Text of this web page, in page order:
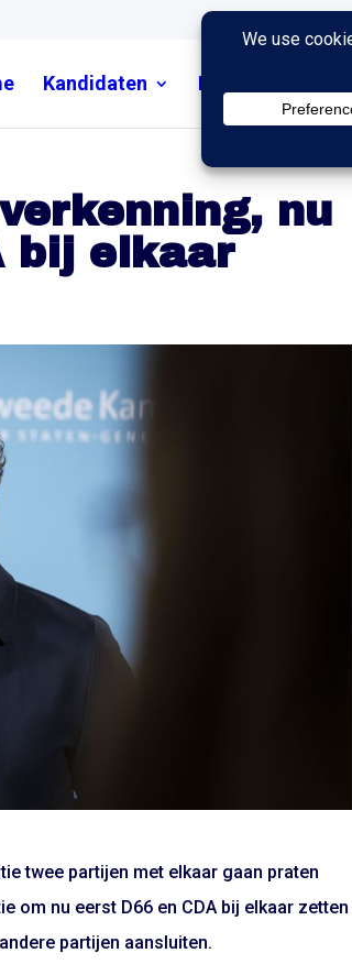
Kandidaten Nieuws
nu
bij elkaar
twee partijen met elkaar gaan praten
om nu eerst D66 en CDA bij elkaar zetten
partijen aansluiten.